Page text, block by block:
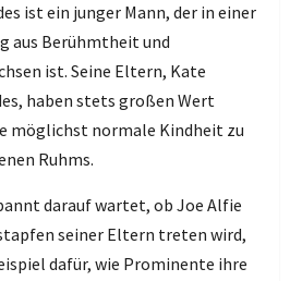
ist ein junger Mann, der in einer
aus Berühmtheit und
ist. Seine Eltern, Kate
haben stets großen Wert
möglichst normale Kindheit zu
Ruhms.
darauf wartet, ob Joe Alfie
seiner Eltern treten wird,
dafür, wie Prominente ihre